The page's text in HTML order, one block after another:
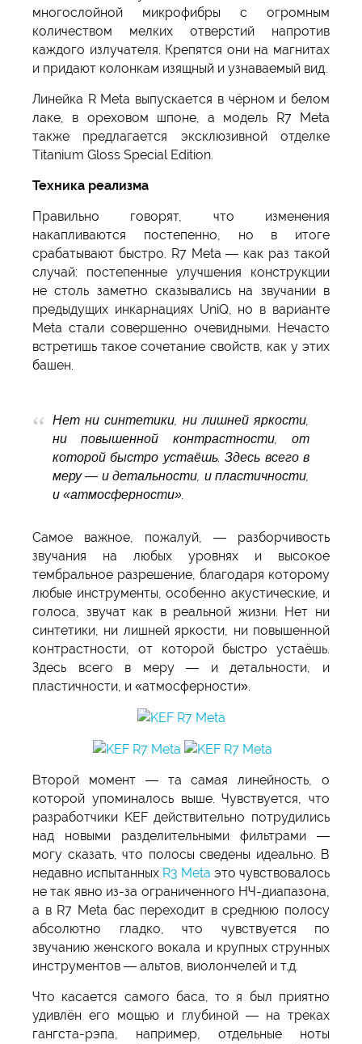
многослойной микрофибры с огромным
количеством мелких отверстий напротив
каждого излучателя. Крепятся они на магнитах
и придают колонкам изящный и узнаваемый вид.
Линейка R Meta выпускается в чёрном и белом
лаке, в ореховом шпоне, а модель R7 Meta
также предлагается эксклюзивной отделке
Titanium Gloss Special Edition.
Техника реализма
Правильно говорят, что изменения
накапливаются постепенно, но в итоге
срабатывают быстро. R7 Meta — как раз такой
случай: постепенные улучшения конструкции
не столь заметно сказывались на звучании в
предыдущих инкарнациях UniQ, но в варианте
Meta стали совершенно очевидными. Нечасто
встретишь такое сочетание свойств, как у этих
башен.
Нет ни синтетики, ни лишней яркости,
ни повышенной контрастности, от
которой быстро устаёшь. Здесь всего в
меру — и детальности, и пластичности,
и «атмосферности».
Самое важное, пожалуй, — разборчивость
звучания на любых уровнях и высокое
тембральное разрешение, благодаря которому
любые инструменты, особенно акустические, и
голоса, звучат как в реальной жизни. Нет ни
синтетики, ни лишней яркости, ни повышенной
контрастности, от которой быстро устаёшь.
Здесь всего в меру — и детальности, и
пластичности, и «атмосферности».
Второй момент — та самая линейность, о
которой упоминалось выше. Чувствуется, что
разработчики KEF действительно потрудились
над новыми разделительными фильтрами —
могу сказать, что полосы сведены идеально. В
недавно испытанных R3 Meta это чувствовалось
не так явно из-за ограниченного НЧ-диапазона,
а в R7 Meta бас переходит в среднюю полосу
абсолютно гладко, что чувствуется по
звучанию женского вокала и крупных струнных
инструментов — альтов, виолончелей и т.д.
Что касается самого баса, то я был приятно
удивлён его мощью и глубиной — на треках
гангста-рэпа, например, отдельные ноты